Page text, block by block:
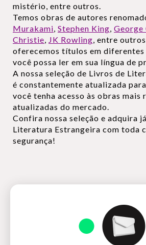
mistério, entre outros.
Temos obras de autores
Murakami, Stephen King,
Christie, JK Rowling, entre
oferecemos títulos em diferentes
você possa ler em sua língua de
A nossa seleção de Livros de
é constantemente atualizada
você tenha acesso às obras mais
atualizadas do mercado.
Confira nossa seleção e adquira
Literatura Estrangeira com toda
segurança!